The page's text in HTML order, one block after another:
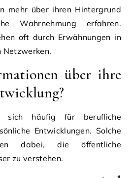
mehr über ihren Hintergrund
Wahrnehmung erfahren.
oft durch Erwähnungen in
Netzwerken.
über ihre
sich häufig für berufliche
Entwicklungen. Solche
dabei, die öffentliche
zu verstehen.